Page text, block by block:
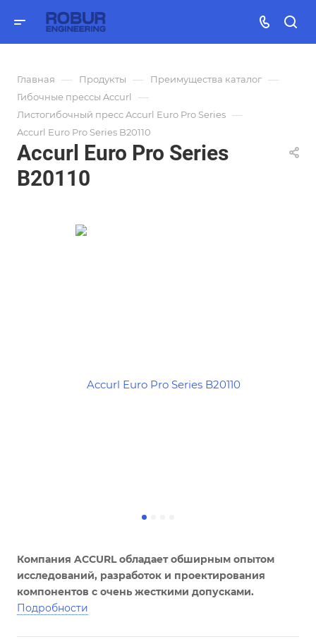
Главная — Продукты — Преимущества каталог —
Гибочные прессы Accurl —
Листогибочный пресс Accurl Euro Pro Series —
Accurl Euro Pro Series B20110
Accurl Euro Pro Series
B20110
Компания ACCURL обладает обширным опытом
исследований, разработок и проектирования
компонентов с очень жесткими допусками.
Подробности